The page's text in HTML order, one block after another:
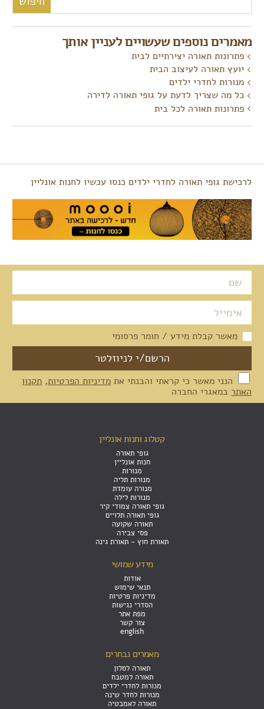
מאמרים נוספים שעשויים לעניין אותך
פתרונות תאורה יצירתיים לבית
יועץ תאורה לעיצוב הבית
מנורות לחדרי ילדים
כל מה שצריך לדעת על גופי תאורה לדירה
פתרונות תאורה לכל בית
לרכישת גופי תאורה לחדרי ילדים כנסו עכשיו לחנות אונליין
מאשר קבלת מידע / חומר פרסומי
הנני מאשר כי קראתי והבנתי את מדיניות הפרטיות, תקנון
האתר במאגרי החברה
קטלוג וחנות אונליין
גופי תאורה
חנות אונליין
מנורות
מנורות תליה
מנורה עומדת
מנורות לילה
גופי תאורה צמודי קיר
גופי תאורה תלויים
תאורה שקועה
פסי צבירה
תאורת חוץ - תאורת גינה
מידע שמושי
אודות
תנאי שימוש
מדיניות פרטיות
הסדרי נגישות
מפת אתר
צור קשר
english
מאמרים נבחרים
תאורה לסלון
תאורה למטבח
מנורות לחדרי ילדים
מנורות לחדר שינה
תאורה לאמבטיה